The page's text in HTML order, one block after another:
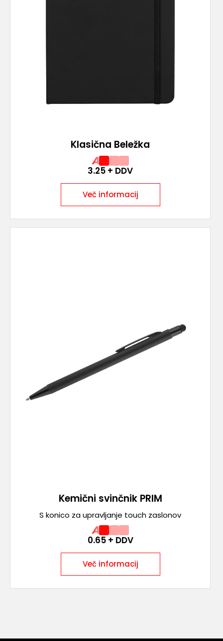
Klasična Beležka
A
3.25 + DDV
Več informacij
Kemični svinčnik PRIM
S konico za upravljanje touch zaslonov
A
0.65+ DDV
Več informacij